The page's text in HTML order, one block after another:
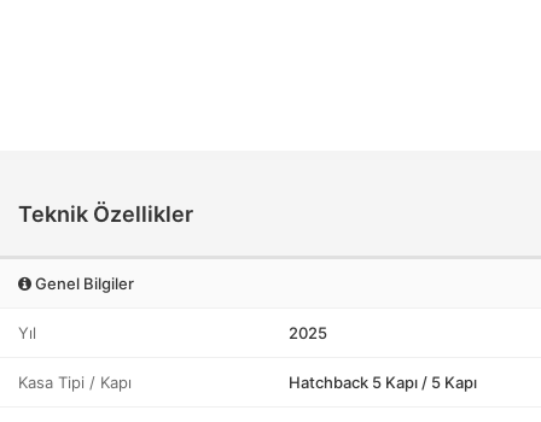
Teknik Özellikler
Genel Bilgiler
Yıl 2025
Kasa Tipi / Kapı Hatchback 5 Kapı / 5 Kapı